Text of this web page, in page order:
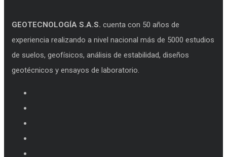
GEOTECNOLOGÍA S.A.S. cuenta con 50 años de
experiencia realizando a nivel nacional más de 5000 estudios
de suelos, geofísicos, análisis de estabilidad, diseños
geotécnicos y ensayos de laboratorio.